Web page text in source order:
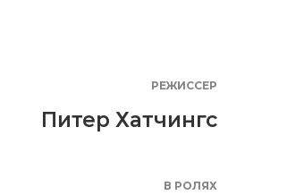
РЕЖИССЕР
Питер Хатчингс
В РОЛЯХ